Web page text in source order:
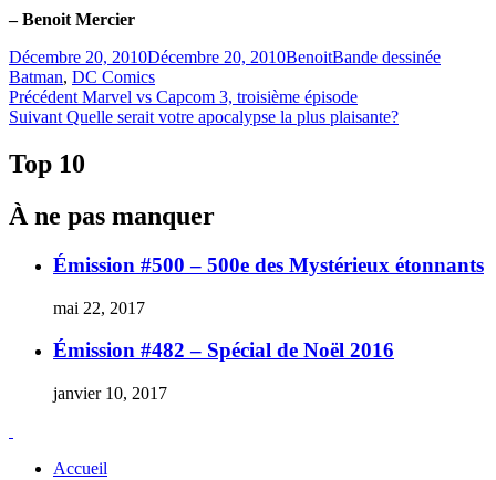
– Benoit Mercier
Publié
le
Décembre 20, 2010Décembre 20, 2010BenoitCatégories
Bande dessinée
Batman, DC Comics
Navigation
de
l'article
Précédent Article
précédent :
Marvel vs Capcom 3, troisième épisode
Suivant Article
Quelle serait votre apocalypse la plus plaisante?
Top 10
À ne pas manquer
Émission #500 – 500e des Mystérieux étonnants
mai 22, 2017
Émission #482 – Spécial de Noël 2016
janvier 10, 2017
Accueil